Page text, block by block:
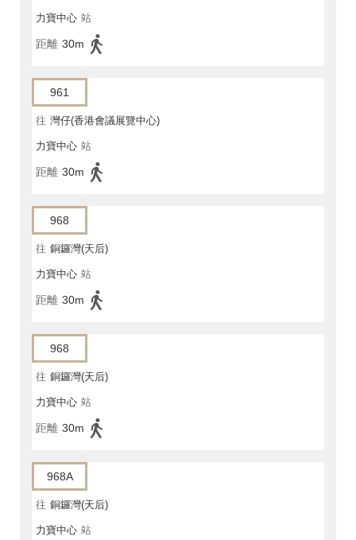
力寶中心 站
距離 30m
961
往 灣仔(香港會議展覽中心)
力寶中心 站
距離 30m
968
往 銅鑼灣(天后)
力寶中心 站
距離 30m
968
往 銅鑼灣(天后)
力寶中心 站
距離 30m
968A
往 銅鑼灣(天后)
力寶中心 站